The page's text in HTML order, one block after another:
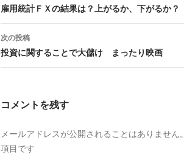
稿
ナ
ビ
ゲ
ョ
雇用統計ＦＸの結果は？上がるか、下がるか？
次の投稿
投資に関することで大儲け まったり映画
コメントを残す
メールアドレスが公開されることはありません。
項目です